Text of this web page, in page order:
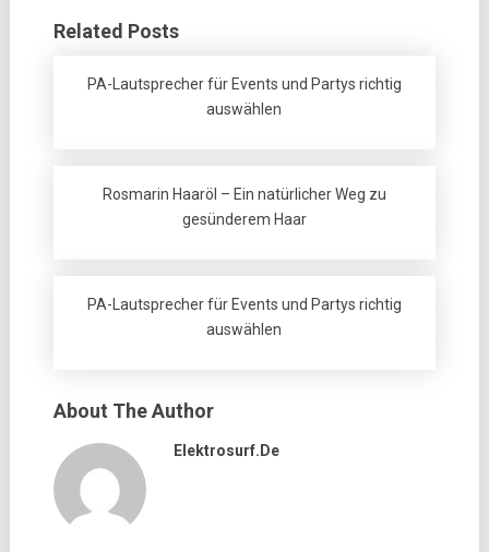
Related Posts
PA-Lautsprecher für Events und Partys richtig
auswählen
Rosmarin Haaröl – Ein natürlicher Weg zu
gesünderem Haar
PA-Lautsprecher für Events und Partys richtig
auswählen
About The Author
Elektrosurf.de